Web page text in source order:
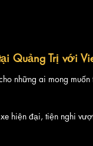
Quảng Trị với
những ai mong
hiện đại, tiện nghi